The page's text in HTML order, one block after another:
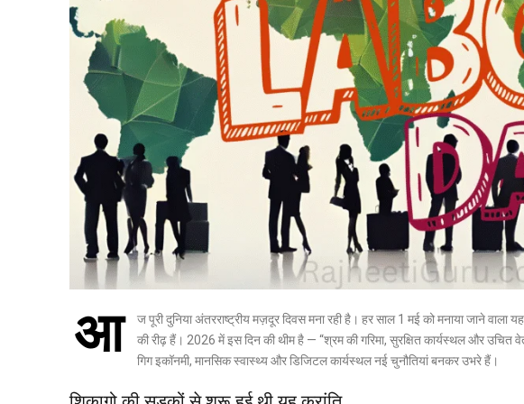
आ
ज पूरी दुनिया अंतरराष्ट्रीय मज़दूर दिवस मना रही है। हर साल 1 मई को मनाया जाने वाला
की रीढ़ हैं। 2026 में इस दिन की थीम है — “श्रम की गरिमा, सुरक्षित कार्यस्थल और
गिग इकॉनमी, मानसिक स्वास्थ्य और डिजिटल कार्यस्थल नई चुनौतियां बनकर उभरे हैं।